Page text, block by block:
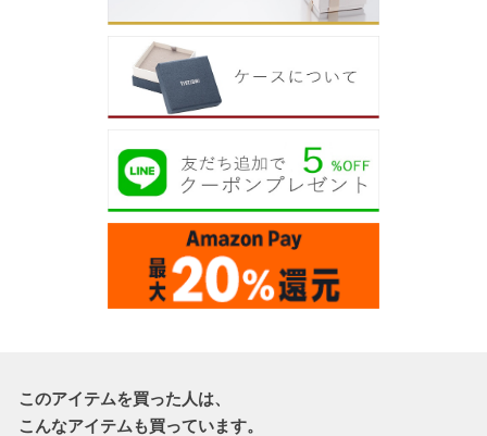
このアイテムを買った人は、
こんなアイテムも買っています。